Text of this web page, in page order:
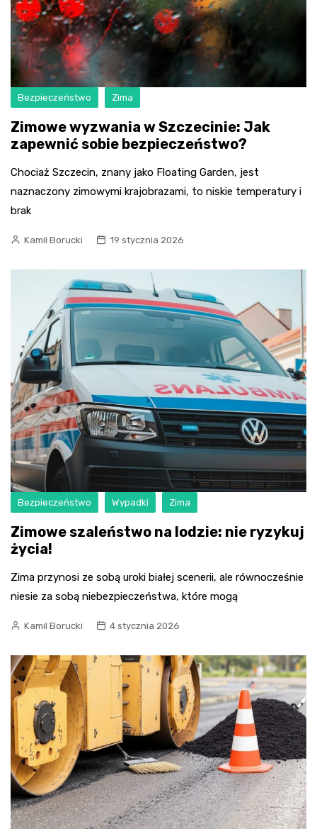
Bezpieczeństwo Zima
Zimowe wyzwania w Szczecinie: Jak
zapewnić sobie bezpieczeństwo?
Chociaż Szczecin, znany jako Floating Garden, jest
naznaczony zimowymi krajobrazami, to niskie temperatury i
brak
Kamil Borucki 19 stycznia 2026
Bezpieczeństwo Wypadki Zima
Zimowe szaleństwo na lodzie: nie ryzykuj
życia!
Zima przynosi ze sobą uroki białej scenerii, ale równocześnie
niesie za sobą niebezpieczeństwa, które mogą
Kamil Borucki 4 stycznia 2026